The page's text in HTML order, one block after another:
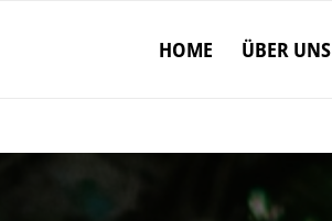
HOME ÜBER UNS